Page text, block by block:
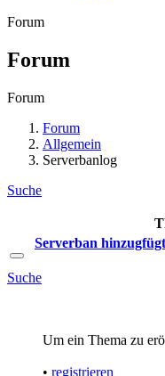
Forum
Forum
Forum
Forum
Allgemein
Serverbanlog
Suche
Serverban hinzugfügt
Suche
Um ein Thema zu
• registrieren